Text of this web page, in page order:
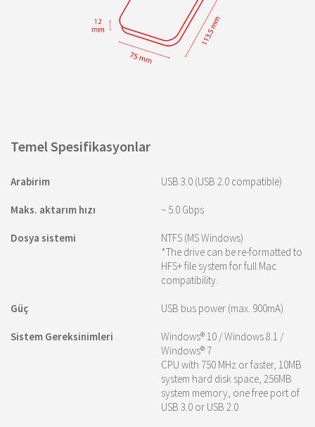
Temel Spesifikasyonlar
Arabirim USB 3.0 (USB 2.0 compatible)
Maks. aktarım hızı ~ 5.0 Gbps
Dosya sistemi
NTFS (MS Windows)
*The drive can be re-formatted to
HFS+ file system for full Mac
compatibility.
Güç USB bus power (max. 900mA)
Sistem Gereksinimleri
Windows® 10 / Windows 8.1 /
Windows® 7
CPU with 750 MHz or faster, 10MB
system hard disk space, 256MB
system memory, one free port of
USB 3.0 or USB 2.0